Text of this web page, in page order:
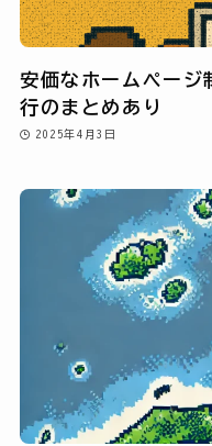
安価なホームページ
行のまとめあり
2025年4月3日